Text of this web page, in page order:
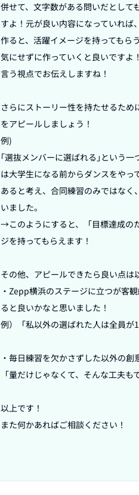
併せて、文字数がある問いだとして
すよ！元が良い内容になっていれ
作ると、活躍イメージを持ってもら
気にせずに作っていくと良いですよ
言う視点でお伝えしますね！
さらにストーリー性を持たせるた
をアピールしましょう！
例)
｢選抜メンバーに選ばれる｣という
は大学生になる前からダンスをや
あると考え、合同練習のみではな
いました。
→このようにすると、「目標達成の
ジを持ってもらえます！
その他、アピールできたら良い点は
・Zepp横浜のステージに立つが客
ると良いかなと思いました！
例）「私以外の選ばれた人は全員が
・毎日練習を欠かさずした以外の
「量だけじゃなくて、そんな工夫
以上です！
また何かあればご相談ください！